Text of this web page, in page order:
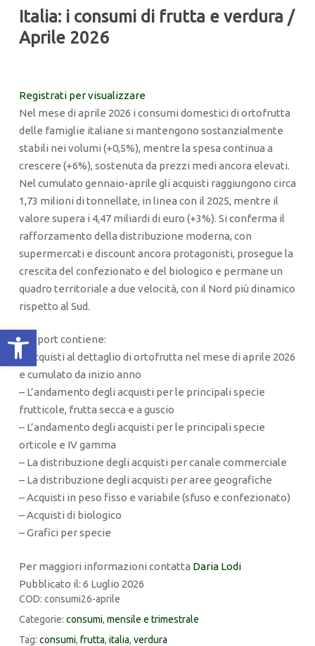
Apri la barra degli strumenti
Italia: i consumi di frutta e verdura /
Aprile 2026
Registrati per visualizzare
Nel mese di aprile 2026 i consumi domestici di ortofrutta
delle famiglie italiane si mantengono sostanzialmente
stabili nei volumi (+0,5%), mentre la spesa continua a
crescere (+6%), sostenuta da prezzi medi ancora elevati.
Nel cumulato gennaio-aprile gli acquisti raggiungono circa
1,73 milioni di tonnellate, in linea con il 2025, mentre il
valore supera i 4,47 miliardi di euro (+3%). Si conferma il
rafforzamento della distribuzione moderna, con
supermercati e discount ancora protagonisti, prosegue la
crescita del confezionato e del biologico e permane un
quadro territoriale a due velocità, con il Nord più dinamico
rispetto al Sud.
Il report contiene:
– Acquisti al dettaglio di ortofrutta nel mese di aprile 2026
e cumulato da inizio anno
– L’andamento degli acquisti per le principali specie
frutticole, frutta secca e a guscio
– L’andamento degli acquisti per le principali specie
orticole e IV gamma
– La distribuzione degli acquisti per canale commerciale
– La distribuzione degli acquisti per aree geografiche
– Acquisti in peso fisso e variabile (sfuso e confezionato)
– Acquisti di biologico
– Grafici per specie
Per maggiori informazioni contatta Daria Lodi
Pubblicato il: 6 Luglio 2026
COD: consumi26-aprile
Categorie: consumi, mensile e trimestrale
Tag: consumi, frutta, italia, verdura